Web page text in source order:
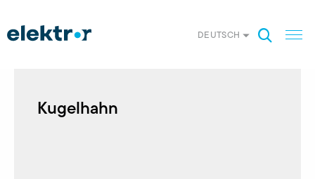
DEUTSCH
Kugelhahn